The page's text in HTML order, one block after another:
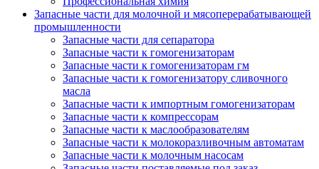
Запасные части для молочной и мясоперерабатывающей
промышленности
Запасные части для сепаратора
Запасные части к гомогенизаторам
Запасные части к гомогенизаторам гм
Запасные части к гомогенизатору сливочного
масла
Запасные части к импортным гомогенизаторам
Запасные части к компрессорам
Запасные части к маслообразователям
Запасные части к молокоразливочным автоматам
Запасные части к молочным насосам